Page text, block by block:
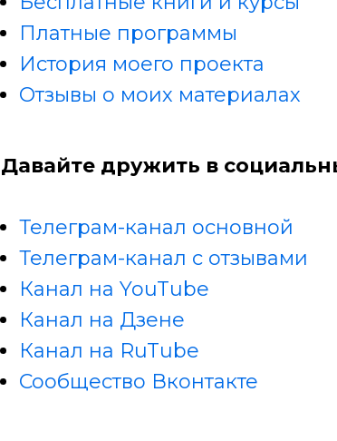
Платные программы
История моего проекта
Отзывы о моих материалах
Давайте дружить в
Телеграм-канал основной
Телеграм-канал с отзывами
Канал на YouTube
Канал на Дзене
Канал на RuTube
Сообщество Вконтакте